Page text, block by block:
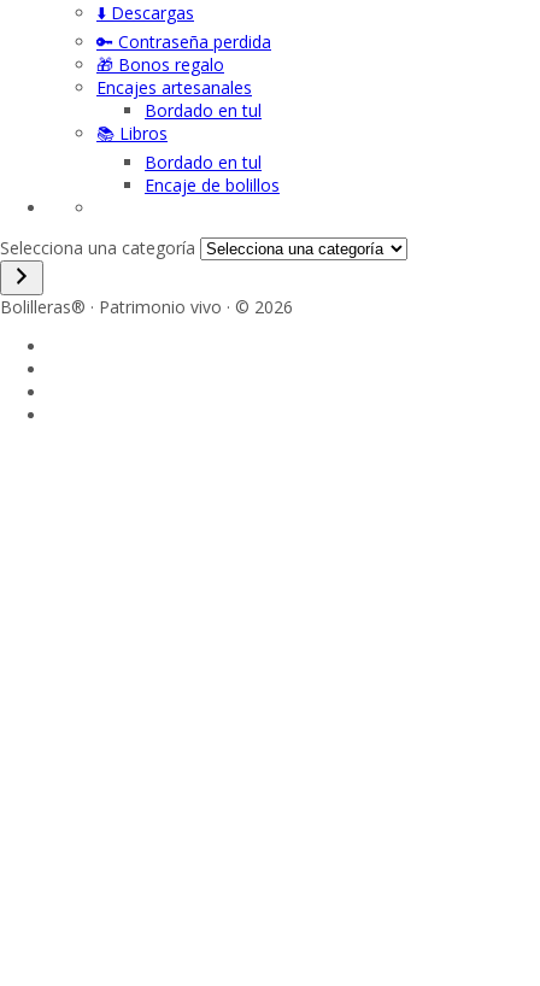
⬇️ Descargas
🔑 Contraseña perdida
🎁 Bonos regalo
Encajes artesanales
Bordado en tul
📚 Libros
Bordado en tul
Encaje de bolillos
Selecciona una categoría
Bolilleras® · Patrimonio vivo · © 2026